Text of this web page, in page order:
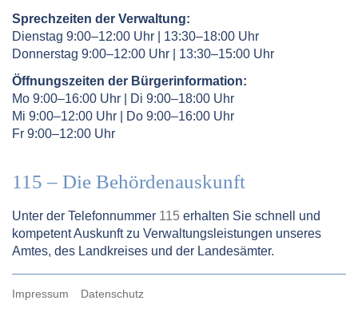
Sprechzeiten der Verwaltung:
Dienstag 9:00–12:00 Uhr | 13:30–18:00 Uhr
Donnerstag 9:00–12:00 Uhr | 13:30–15:00 Uhr
Öffnungszeiten der Bürgerinformation:
Mo 9:00–16:00 Uhr | Di 9:00–18:00 Uhr
Mi 9:00–12:00 Uhr | Do 9:00–16:00 Uhr
Fr 9:00–12:00 Uhr
115 – Die Behördenauskunft
Unter der Telefonnummer 115 erhalten Sie schnell und
kompetent Auskunft zu Verwaltungsleistungen unseres
Amtes, des Landkreises und der Landesämter.
Impressum Datenschutz